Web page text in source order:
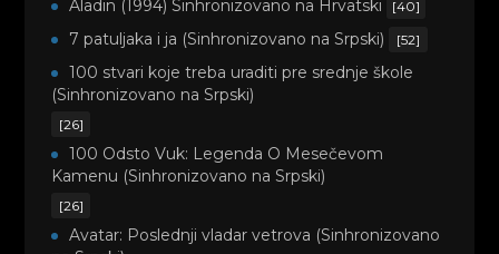
Aladin (1994) Sinhronizovano na Hrvatski [40]
7 patuljaka i ja (Sinhronizovano na Srpski) [52]
100 stvari koje treba uraditi pre srednje škole
(Sinhronizovano na Srpski)
[26]
100 Odsto Vuk: Legenda O Mesečevom
Kamenu (Sinhronizovano na Srpski)
[26]
Avatar: Poslednji vladar vetrova (Sinhronizovano